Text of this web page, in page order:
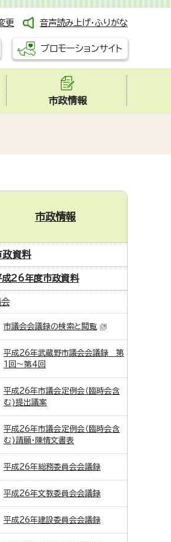
更 音声読み上げ・ふりがな
プロモーションサイト
市政情報
市政情報
政資料
成26年度市政資料
市議会会議録の検索と閲覧
平成26年武蔵野市議会会議録 第
1回～第4回
平成26年市議会定例会（臨時会含
む)提出議案
平成26年市議会定例会（臨時会含
む)請願・陳情文書表
平成26年総務委員会会議録
平成26年文教委員会会議録
平成26年建設委員会会議録